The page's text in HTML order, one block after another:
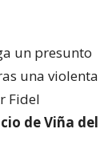
un presunto
una violenta
Fidel
de Viña del